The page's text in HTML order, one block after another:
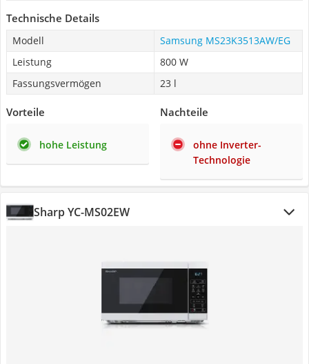
Technische Details
Modell
Samsung MS23K3513AW/EG
Leistung
800 W
Fassungsvermögen
23 l
Vorteile
hohe Leistung
Nachteile
ohne Inverter-
Technologie
Sharp YC-MS02EW